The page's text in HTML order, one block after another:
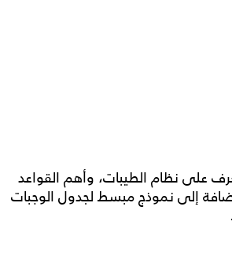
على نظام الطيبات، وأهم القواعد
إلى نموذج مبسط لجدول الوجبات